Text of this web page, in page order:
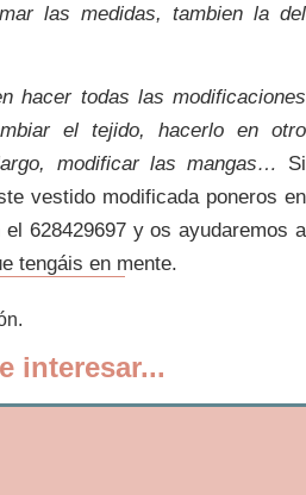
las medidas, tambien la del
hacer todas las modificaciones
el tejido, hacerlo en otro
modificar las mangas… Si
vestido modificada poneros en
628429697y os ayudaremos a
tengáis en mente.
interesar...